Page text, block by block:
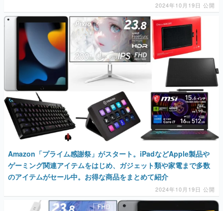
2024年10月19日 公開
Amazon「プライム感謝祭」がスタート。iPadなどApple製品や
ゲーミング関連アイテムをはじめ、ガジェット類や家電まで多数
のアイテムがセール中。お得な商品をまとめて紹介
2024年10月19日 公開